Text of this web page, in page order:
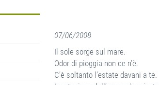
07/06/2008
Il sole sorge sul mare.
Odor di pioggia non ce n’è.
C’è soltanto l’estate davani a te.